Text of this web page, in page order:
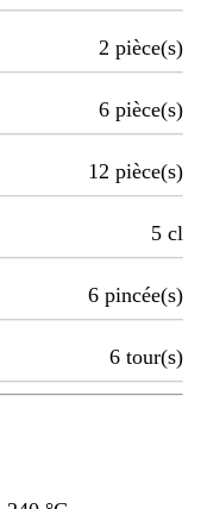
2 pièce(s)
6 pièce(s)
12 pièce(s)
5 cl
6 pincée(s)
6 tour(s)